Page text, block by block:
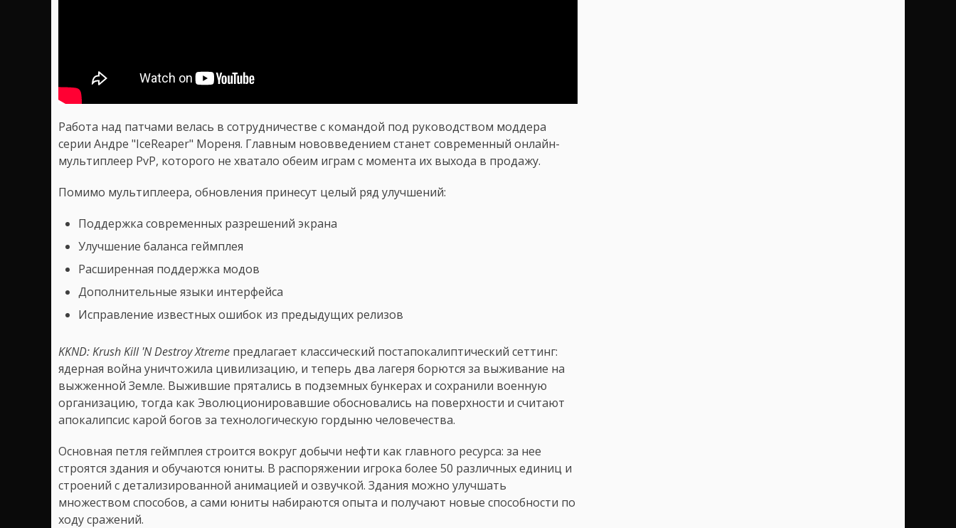
Работа над патчами велась в сотрудничестве с командой под руководством моддера
серии Андре "IceReaper" Мореня. Главным нововведением станет современный онлайн-
мультиплеер PvP, которого не хватало обеим играм с момента их выхода в продажу.
Помимо мультиплеера, обновления принесут целый ряд улучшений:
Поддержка современных разрешений экрана
Улучшение баланса геймплея
Расширенная поддержка модов
Дополнительные языки интерфейса
Исправление известных ошибок из предыдущих релизов
KKND: Krush Kill 'N Destroy Xtreme предлагает классический постапокалиптический сеттинг:
ядерная война уничтожила цивилизацию, и теперь два лагеря борются за выживание на
выжженной Земле. Выжившие прятались в подземных бункерах и сохранили военную
организацию, тогда как Эволюционировавшие обосновались на поверхности и считают
апокалипсис карой богов за технологическую гордыню человечества.
Основная петля геймплея строится вокруг добычи нефти как главного ресурса: за нее
строятся здания и обучаются юниты. В распоряжении игрока более 50 различных единиц и
строений с детализированной анимацией и озвучкой. Здания можно улучшать
множеством способов, а сами юниты набираются опыта и получают новые способности по
ходу сражений.